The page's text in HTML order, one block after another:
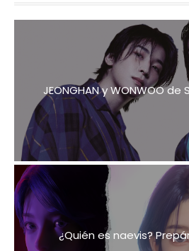
JEONGHAN y WONWOO de
¿Quién es naevis?